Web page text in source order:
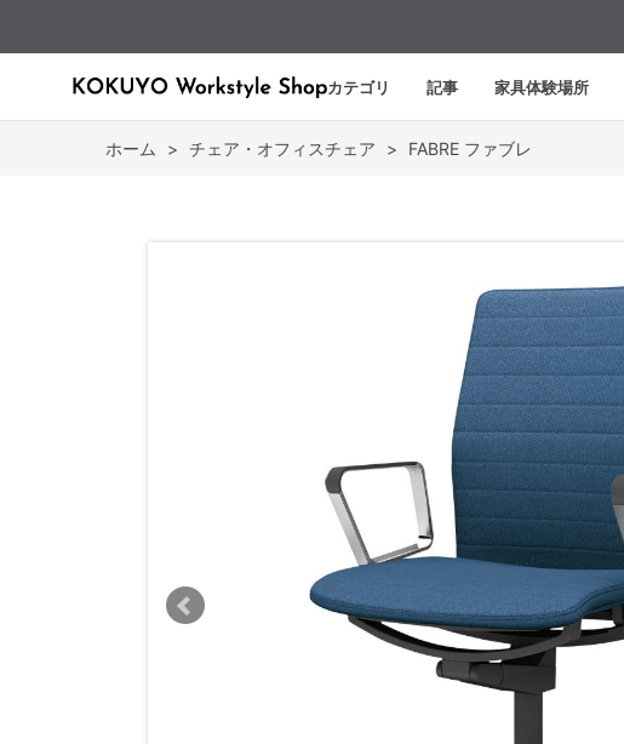
カテゴリ 記事 家具体験場所
ホーム > チェア・オフィスチェア > FABRE ファブレ